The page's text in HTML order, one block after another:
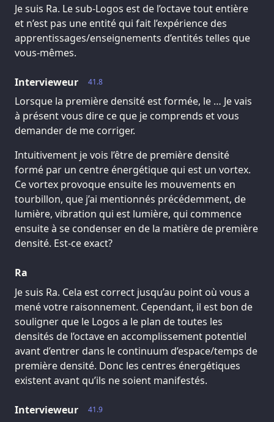
Je suis Ra. Le sub-Logos est de l’octave tout entière
et n’est pas une entité qui fait l’expérience des
apprentissages/enseignements d’entités telles que
vous-mêmes.
41.8
Intervieweur
Lorsque la première densité est formée, le … Je vais
à présent vous dire ce que je comprends et vous
demander de me corriger.
Intuitivement je vois l’être de première densité
formé par un centre énergétique qui est un vortex.
Ce vortex provoque ensuite les mouvements en
tourbillon, que j’ai mentionnés précédemment, de
lumière, vibration qui est lumière, qui commence
ensuite à se condenser en de la matière de première
densité. Est-ce exact?
Ra
Je suis Ra. Cela est correct jusqu’au point où vous a
mené votre raisonnement. Cependant, il est bon de
souligner que le Logos a le plan de toutes les
densités de l’octave en accomplissement potentiel
avant d’entrer dans le continuum d’espace/temps de
première densité. Donc les centres énergétiques
existent avant qu’ils ne soient manifestés.
41.9
Intervieweur